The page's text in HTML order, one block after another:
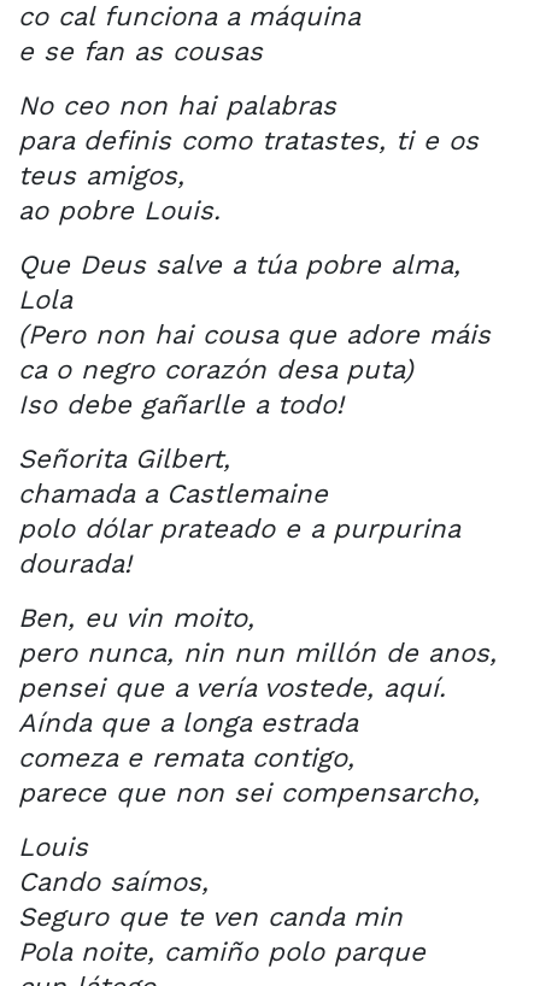
co cal funciona a máquina
e se fan as cousas
No ceo non hai palabras
para definis como tratastes, ti e os
teus amigos,
ao pobre Louis.
Que Deus salve a túa pobre alma,
Lola
(Pero non hai cousa que adore máis
ca o negro corazón desa puta)
Iso debe gañarlle a todo!
Señorita Gilbert,
chamada a Castlemaine
polo dólar prateado e a purpurina
dourada!
Ben, eu vin moito,
pero nunca, nin nun millón de anos,
pensei que a vería vostede, aquí.
Aínda que a longa estrada
comeza e remata contigo,
parece que non sei compensarcho,
Louis
Cando saímos,
Seguro que te ven canda min
Pola noite, camiño polo parque